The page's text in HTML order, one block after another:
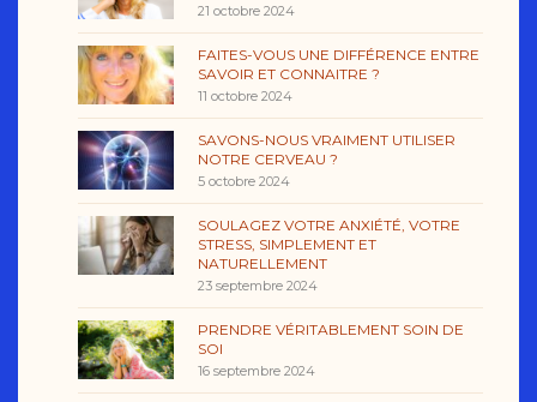
21 octobre 2024
FAITES-VOUS UNE DIFFÉRENCE ENTRE
SAVOIR ET CONNAITRE ?
11 octobre 2024
SAVONS-NOUS VRAIMENT UTILISER
NOTRE CERVEAU ?
5 octobre 2024
SOULAGEZ VOTRE ANXIÉTÉ, VOTRE
STRESS, SIMPLEMENT ET
NATURELLEMENT
23 septembre 2024
PRENDRE VÉRITABLEMENT SOIN DE
SOI
16 septembre 2024